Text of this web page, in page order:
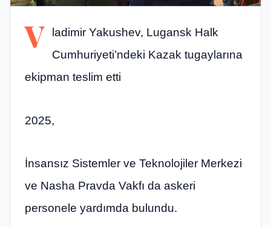
V
ladimir Yakushev, Lugansk Halk
Cumhuriyeti’ndeki Kazak tugaylarına
ekipman teslim etti
2025,
İnsansız Sistemler ve Teknolojiler Merkezi
ve Nasha Pravda Vakfı da askeri
personele yardımda bulundu.